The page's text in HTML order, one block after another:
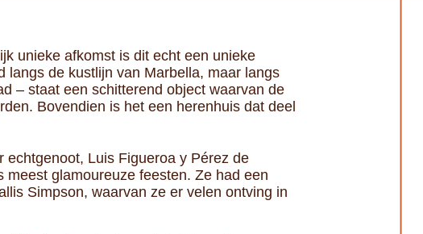
unieke afkomst is dit echt een unieke
langs de kustlijn van Marbella, maar langs
– staat een schitterend object waarvan de
Bovendien is het een herenhuis dat deel
echtgenoot, Luis Figueroa y Pérez de
meest glamoureuze feesten. Ze had een
Simpson, waarvan ze er velen ontving in